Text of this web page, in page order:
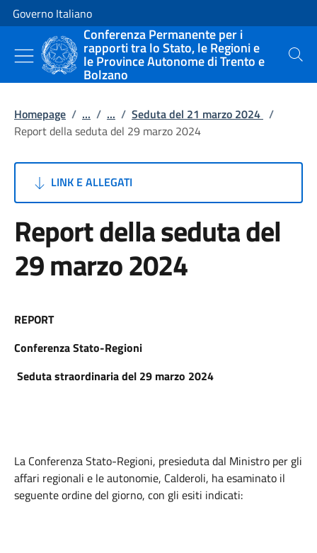
Vai al contenuto
Vai alla navigazione del sito
Governo Italiano
Conferenza Permanente per i
rapporti tra lo Stato, le Regioni e
le Province Autonome di Trento e
Bolzano
Cerca
Homepage / ... / ... / Seduta del 21 marzo 2024 /
Report della seduta del 29 marzo 2024
LINK E ALLEGATI
Report della seduta del
29 marzo 2024
REPORT
Conferenza Stato-Regioni
Seduta straordinaria del 29 marzo 2024
La Conferenza Stato-Regioni, presieduta dal Ministro per gli
affari regionali e le autonomie, Calderoli, ha esaminato il
seguente ordine del giorno, con gli esiti indicati: